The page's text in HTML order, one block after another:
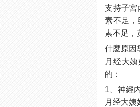
支持子宮
素不足，
素不足，
什麼原因
月经大
的：
1、神經
月经大姨